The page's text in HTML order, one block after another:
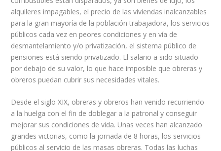
alquileres impagables, el precio de las viviendas inalcanzables
para la gran mayoría de la población trabajadora, los servicios
públicos cada vez en peores condiciones y en vía de
desmantelamiento y/o privatización, el sistema público de
pensiones está siendo privatizado. El salario a sido situado
por debajo de su valor, lo que hace imposible que obreras y
obreros puedan cubrir sus necesidades vitales.
Desde el siglo XIX, obreras y obreros han venido recurriendo
a la huelga con el fin de doblegar a la patronal y conseguir
mejorar sus condiciones de vida. Unas veces han alcanzado
grandes victorias, como la jornada de 8 horas, los servicios
públicos al servicio de las masas obreras. Todas las luchas